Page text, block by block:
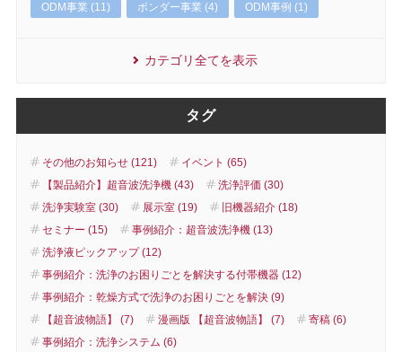
ODM事業 (11) ボンダー事業 (4) ODM事例 (1)
カテゴリ全てを表示
タグ
その他のお知らせ (121)
イベント (65)
【製品紹介】超音波洗浄機 (43)
洗浄評価 (30)
洗浄実験室 (30)
展示室 (19)
旧機器紹介 (18)
セミナー (15)
事例紹介：超音波洗浄機 (13)
洗浄液ピックアップ (12)
事例紹介：洗浄のお困りごとを解決する付帯機器 (12)
事例紹介：乾燥方式で洗浄のお困りごとを解決 (9)
【超音波物語】 (7)
漫画版 【超音波物語】 (7)
寄稿 (6)
事例紹介：洗浄システム (6)